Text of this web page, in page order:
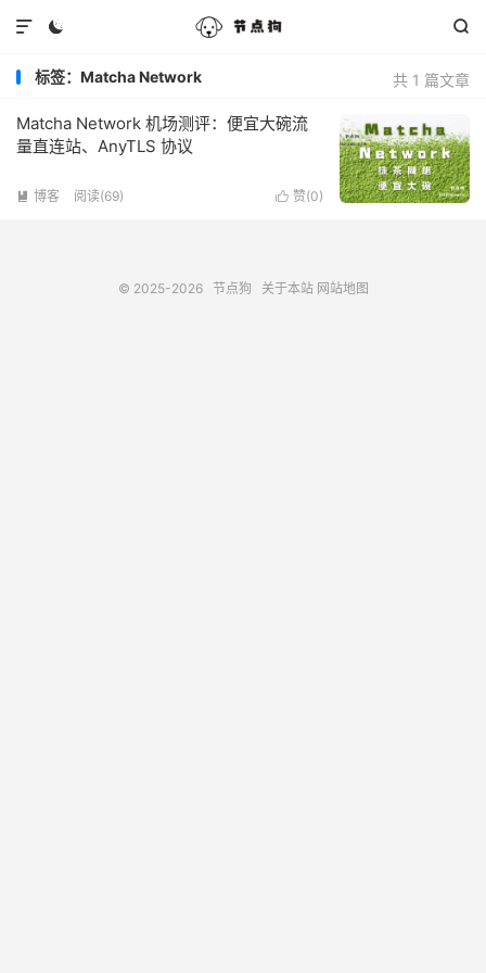
 

共 1 篇文章
标签：Matcha Network
Matcha Network 机场测评：便宜大碗流
量直连站、AnyTLS 协议
 赞(0)
 博客 阅读(69)
© 2025-2026 节点狗 关于本站 网站地图